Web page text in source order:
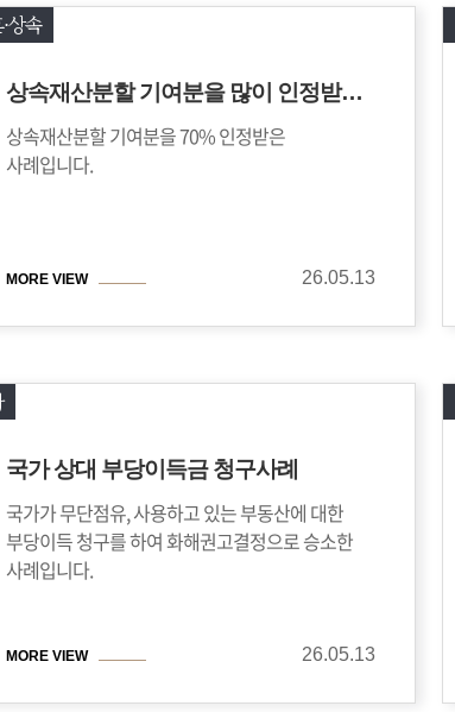
상속
상속재산분할 기여분을 많이 인정받은 사례
상속재산분할 기여분을 70% 인정받은
사례입니다.
MORE VIEW 26.05.13
국가 상대 부당이득금 청구사례
국가가 무단점유, 사용하고 있는 부동산에 대한
부당이득 청구를 하여 화해권고결정으로 승소한
사례입니다.
MORE VIEW 26.05.13